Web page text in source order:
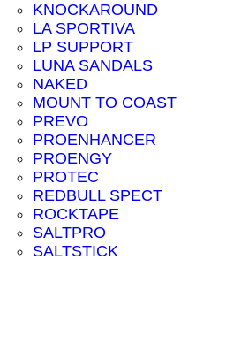
KNOCKAROUND
LA SPORTIVA
LP SUPPORT
LUNA SANDALS
NAKED
MOUNT TO COAST
PREVO
PROENHANCER
PROENGY
PROTEC
REDBULL SPECT
ROCKTAPE
SALTPRO
SALTSTICK